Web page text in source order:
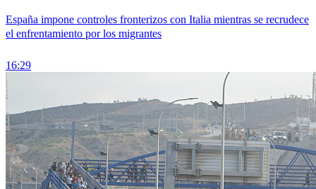
España impone controles fronterizos con Italia mientras se recrudece
el enfrentamiento por los migrantes
16:29